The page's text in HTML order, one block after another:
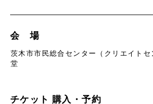
会 場
茨木市市民総合センター（クリエイトセ
堂
チケット 購入・予約